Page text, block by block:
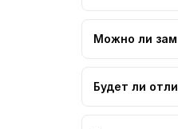
Можно ли
Будет ли